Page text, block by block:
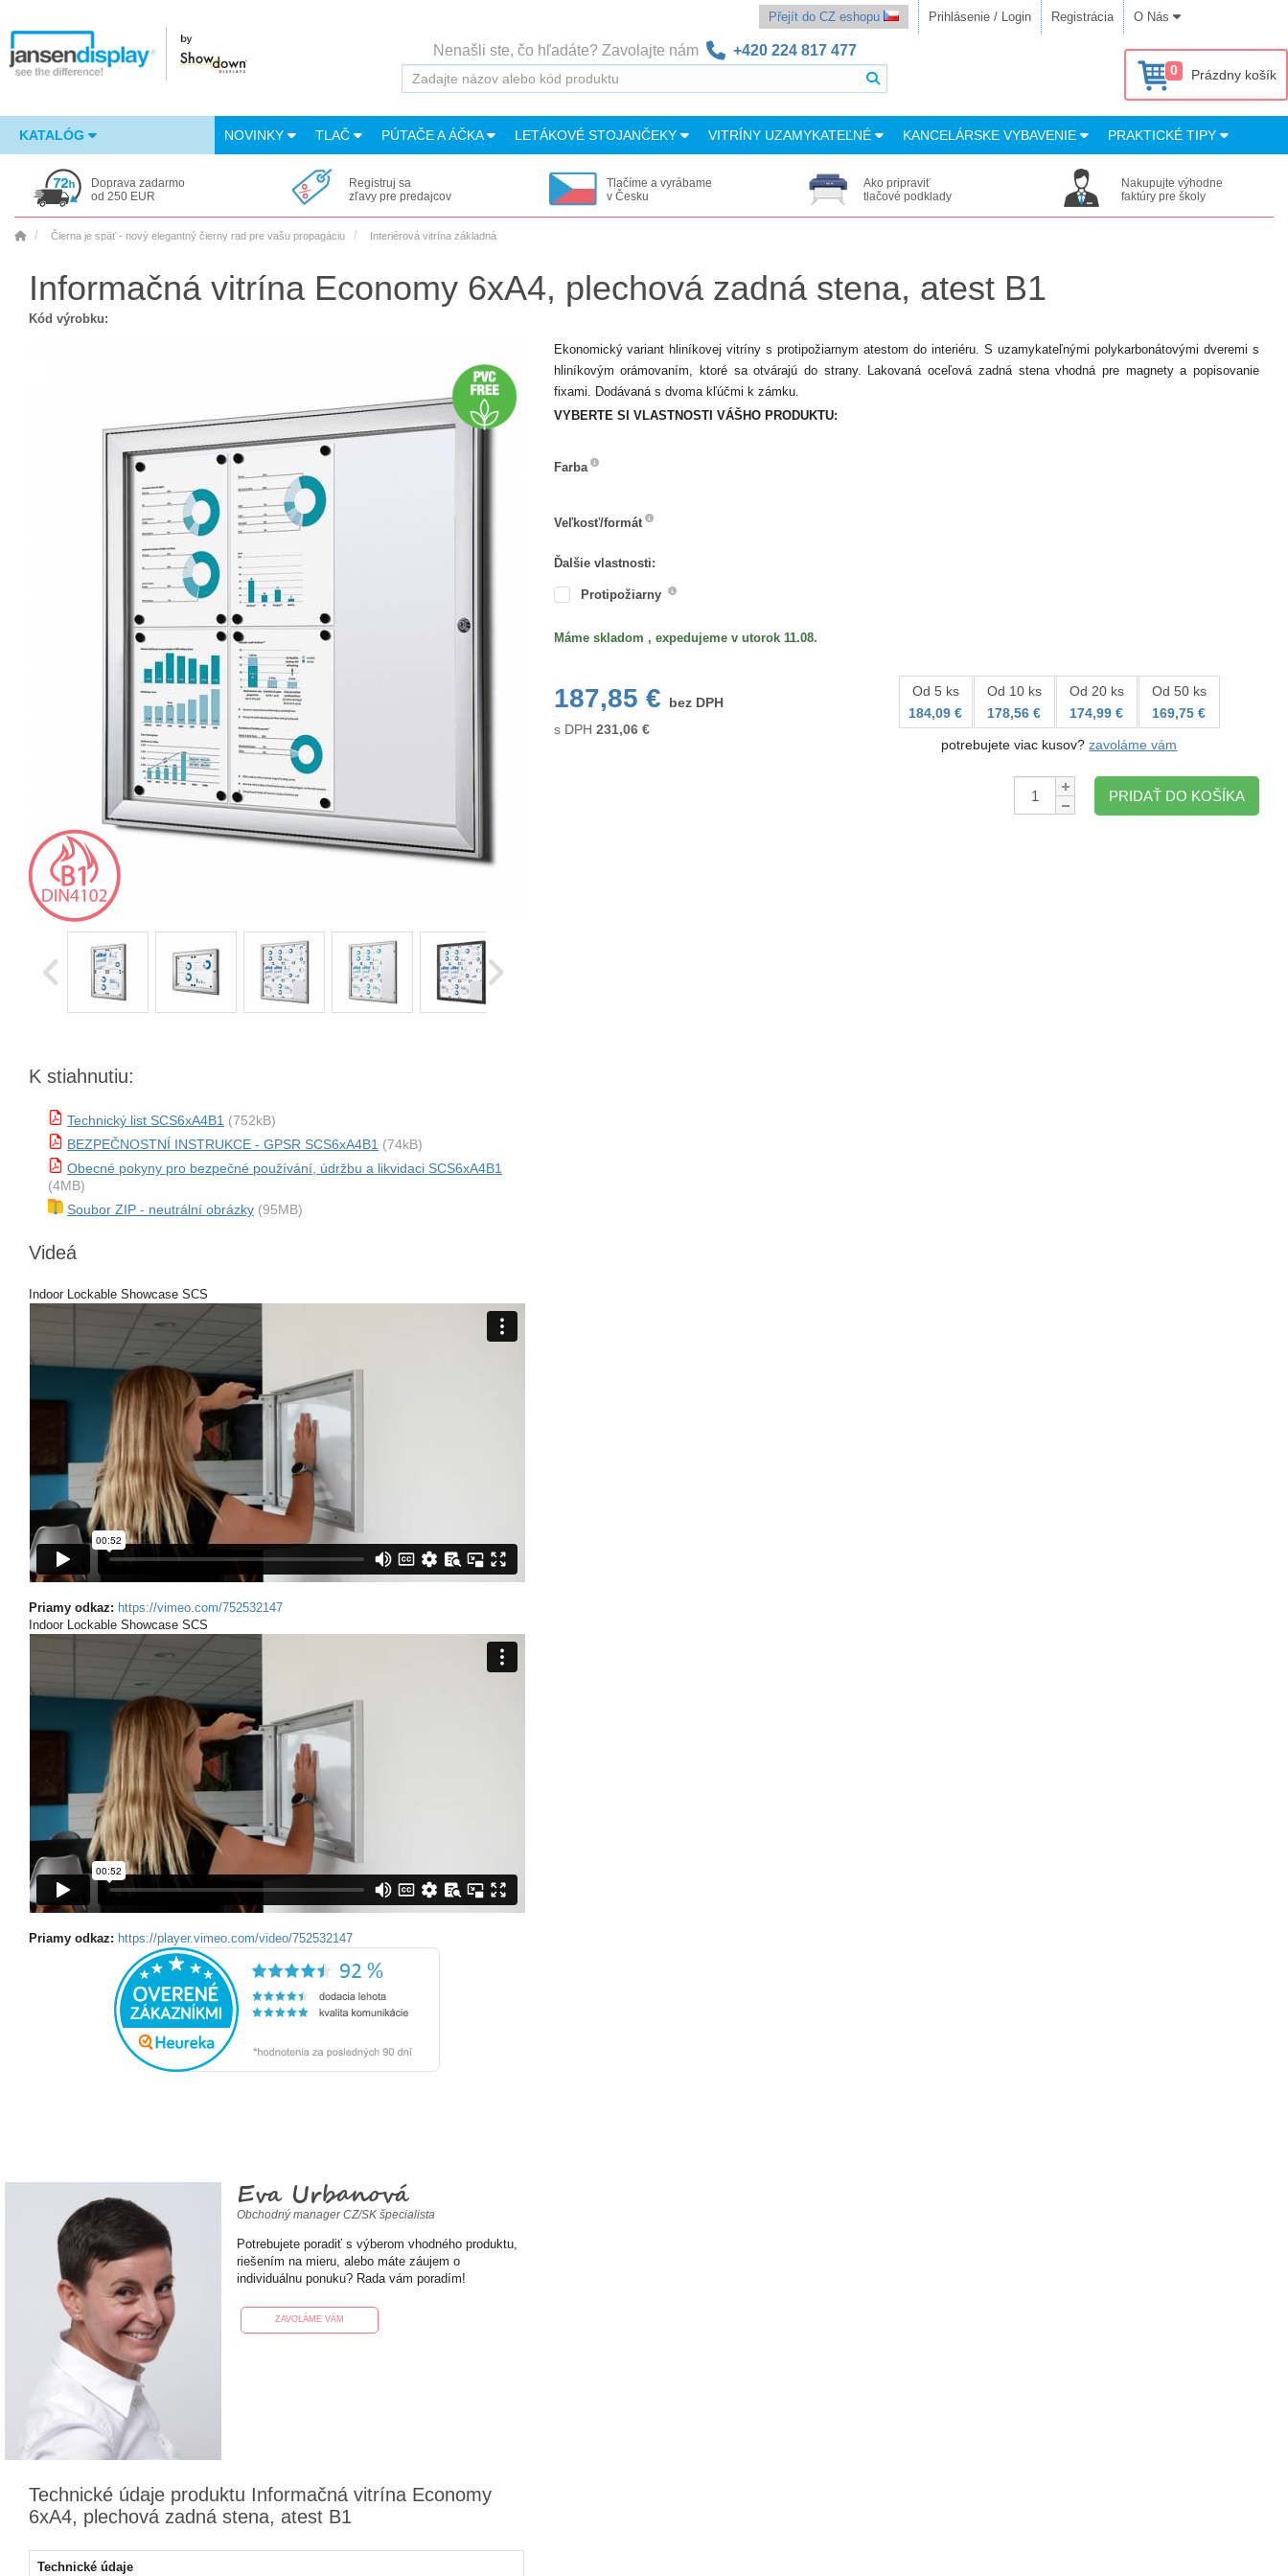
Přejít do CZ eshopu Prihlásenie / Login Registrácia O Nás
Nenašli ste, čo hľadáte? Zavolajte nám +420 224 817 477
0 Prázdny košík
KATALÓG NOVINKY TLAČ PÚTAČE A ÁČKA LETÁKOVÉ STOJANČEKY VITRÍNY UZAMYKATEĽNÉ KANCELÁRSKE VYBAVENIE PRAKTICKÉ TIPY
Doprava zadarmo
od 250 EUR
Registruj sa
zľavy pre predajcov
Tlačíme a vyrábame
v Česku
Ako pripraviť
tlačové podklady
Nakupujte výhodne
faktúry pre školy
Čierna je späť - nový elegantný čierny rad pre vašu propagáciu Interiérová vitrína základná
Informačná vitrína Economy 6xA4, plechová zadná stena, atest B1
Kód výrobku:
K stiahnutiu:
Technický list SCS6xA4B1 (752kB)
BEZPEČNOSTNÍ INSTRUKCE - GPSR SCS6xA4B1 (74kB)
Obecné pokyny pro bezpečné používání, údržbu a likvidaci SCS6xA4B1
(4MB)
Soubor ZIP - neutrální obrázky (95MB)
Videá
Indoor Lockable Showcase SCS
Priamy odkaz: https://vimeo.com/752532147
Indoor Lockable Showcase SCS
Priamy odkaz: https://player.vimeo.com/video/752532147
Eva Urbanová
Obchodný manager CZ/SK špecialista
Potrebujete poradiť s výberom vhodného produktu,
riešením na mieru, alebo máte záujem o
individuálnu ponuku? Rada vám poradím!
ZAVOLÁME VÁM
Technické údaje produktu Informačná vitrína Economy
6xA4, plechová zadná stena, atest B1
Technické údaje
Ekonomický variant hliníkovej vitríny s protipožiarnym atestom do interiéru. S uzamykateľnými polykarbonátovými dveremi s
hliníkovým orámovaním, ktoré sa otvárajú do strany. Lakovaná oceľová zadná stena vhodná pre magnety a popisovanie
fixami. Dodávaná s dvoma kľúčmi k zámku.
VYBERTE SI VLASTNOSTI VÁŠHO PRODUKTU:
Farba
Veľkosť/formát
Ďalšie vlastnosti:
Protipožiarny
Máme skladom , expedujeme v utorok 11.08.
187,85 €
bez DPH
s DPH 231,06€
Od 5 ks
184,09 €
Od 10 ks
178,56 €
Od 20 ks
174,99 €
Od 50 ks
169,75 €
potrebujete viac kusov?zavoláme vám
Množstvo:
PRIDAŤ DO KOŠÍKA